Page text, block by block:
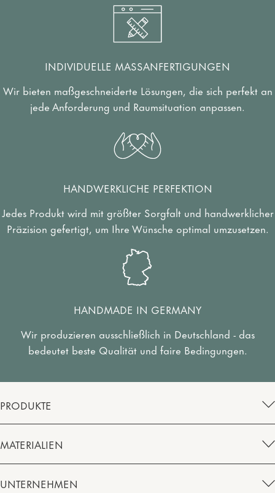
INDIVIDUELLE MASSANFERTIGUNGEN
Wir bieten maßgeschneiderte Lösungen, die sich perfekt an
jede Anforderung und Raumsituation anpassen.
HANDWERKLICHE PERFEKTION
Jedes Produkt wird mit größter Sorgfalt und handwerklicher
Präzision gefertigt, um Ihre Wünsche optimal umzusetzen.
HANDMADE IN GERMANY
Wir produzieren ausschließlich in Deutschland - das
bedeutet beste Qualität und faire Bedingungen.
PRODUKTE
MATERIALIEN
UNTERNEHMEN